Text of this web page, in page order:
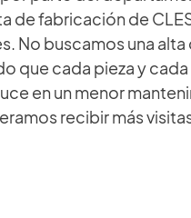
incluido el
manuales de
documentos de
eléctricos, códigos
certificados de
de fabricación de
No buscamos una
que cada pieza y
en un menor
recibir más